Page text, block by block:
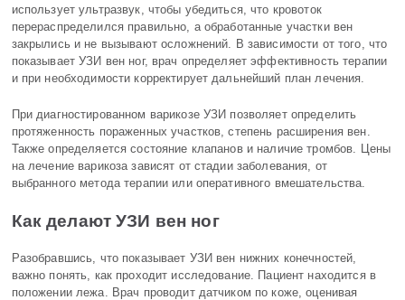
использует ультразвук, чтобы убедиться, что кровоток
перераспределился правильно, а обработанные участки вен
закрылись и не вызывают осложнений. В зависимости от того, что
показывает УЗИ вен ног, врач определяет эффективность терапии
и при необходимости корректирует дальнейший план лечения.
При диагностированном варикозе УЗИ позволяет определить
протяженность пораженных участков, степень расширения вен.
Также определяется состояние клапанов и наличие тромбов. Цены
на лечение варикоза зависят от стадии заболевания, от
выбранного метода терапии или оперативного вмешательства.
Как делают УЗИ вен ног
Разобравшись, что показывает УЗИ вен нижних конечностей,
важно понять, как проходит исследование. Пациент находится в
положении лежа. Врач проводит датчиком по коже, оценивая